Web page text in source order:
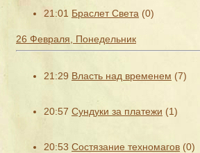
21:01 Браслет Света (0)
26 Февраля, Понедельник
21:29 Власть над временем (7)
20:57 Сундуки за платежи (1)
20:53 Состязание техномагов (0)